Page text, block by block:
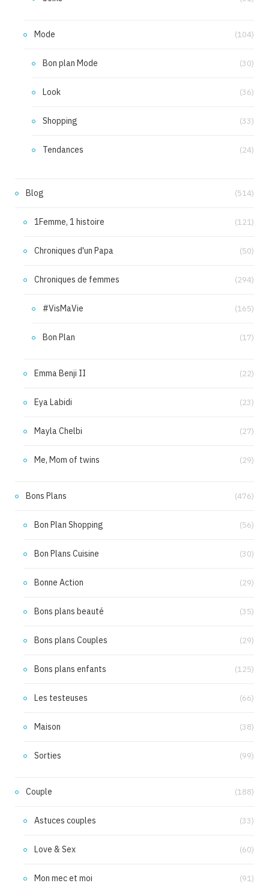
Mode (104)
Bon plan Mode (30)
Look (36)
Shopping (33)
Tendances (24)
Blog (514)
1Femme, 1 histoire (121)
Chroniques d'un Papa (50)
Chroniques de femmes (294)
#VisMaVie (165)
Bon Plan (17)
Emma Benji II (22)
Eya Labidi (23)
Mayla Chelbi (27)
Me, Mom of twins (29)
Bons Plans (476)
Bon Plan Shopping (56)
Bon Plans Cuisine (30)
Bonne Action (29)
Bons plans beauté (35)
Bons plans Couples (29)
Bons plans enfants (125)
Les testeuses (66)
Maison (38)
Sorties (99)
Couple (188)
Astuces couples (33)
Love & Sex (60)
Mon mec et moi (91)